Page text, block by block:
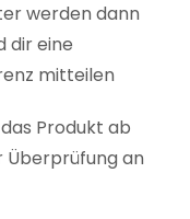
werden dann
dir eine
mitteilen
Produkt ab
Überprüfung an